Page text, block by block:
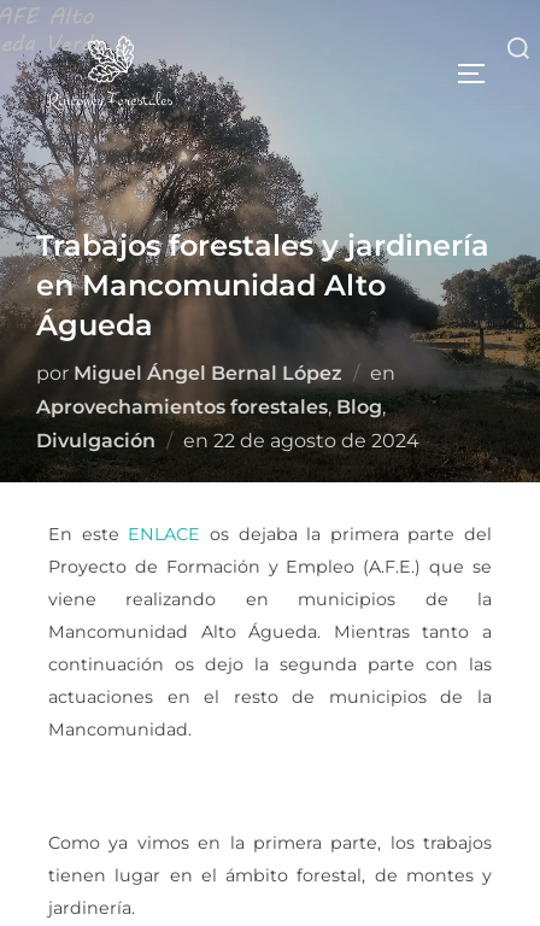
Trabajos forestales y jardinería
en Mancomunidad Alto
Águeda
por Miguel Ángel Bernal López
en
Aprovechamientos forestales, Blog,
Divulgación
en 22 de agosto de 2024
En este ENLACE os dejaba la primera parte del
Proyecto de Formación y Empleo (A.F.E.) que se
viene realizando en municipios de la
Mancomunidad Alto Águeda. Mientras tanto a
continuación os dejo la segunda parte con las
actuaciones en el resto de municipios de la
Mancomunidad.
Como ya vimos en la primera parte, los trabajos
tienen lugar en el ámbito forestal, de montes y
jardinería.